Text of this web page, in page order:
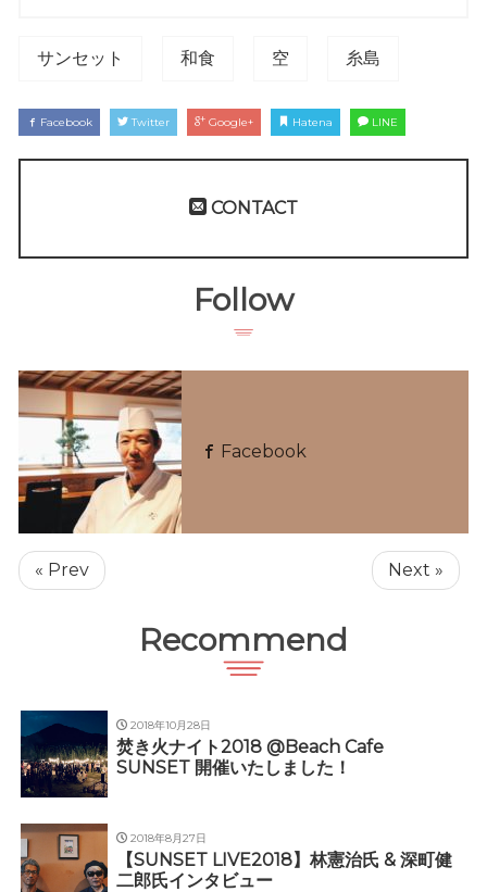
サンセット 和食 空 糸島
Facebook Twitter Google+ Hatena LINE
CONTACT
Follow
Facebook
« Prev Next »
Recommend
2018年10月28日
焚き火ナイト2018 @Beach Cafe
SUNSET 開催いたしました！
2018年8月27日
【SUNSET LIVE2018】林憲治氏 & 深町健
二郎氏インタビュー